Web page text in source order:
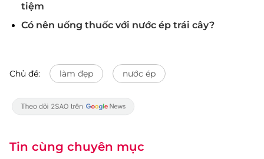
tiệm
Có nên uống thuốc với nước ép trái cây?
Chủ đề: làm đẹp nước ép
Tin cùng chuyên mục